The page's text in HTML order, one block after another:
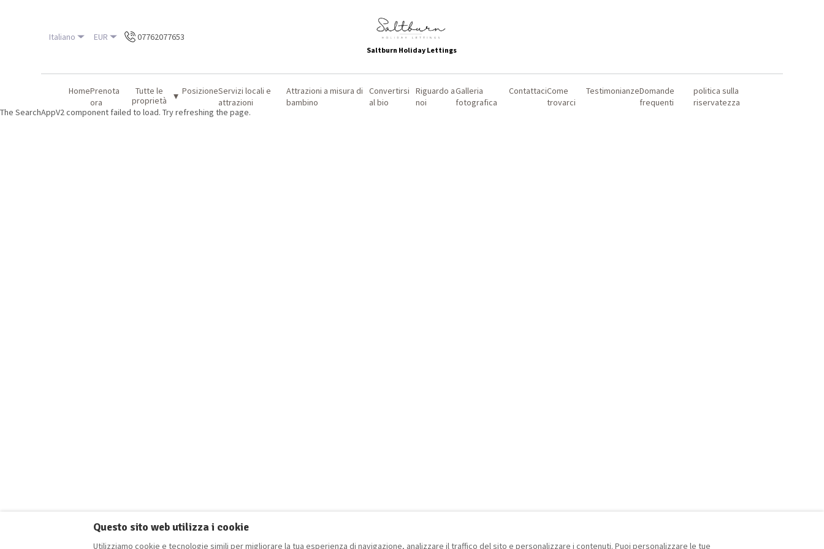
Italiano EUR 07762077653
Saltburn Holiday Lettings
HomePrenota
ora
Tutte le
proprietà
▾ PosizioneServizi locali e
attrazioni
Attrazioni a misura di
bambino
Convertirsi
al bio
Riguardo a
noi
Galleria
fotografica
ContattaciCome
trovarci
TestimonianzeDomande
frequenti
politica sulla
riservatezza
The SearchAppV2 component failed to load. Try refreshing the page.
Questo sito web utilizza i cookie
Utilizziamo cookie e tecnologie simili per migliorare la tua esperienza di navigazione, analizzare il traffico del sito e personalizzare i contenuti. Puoi personalizzare le tue